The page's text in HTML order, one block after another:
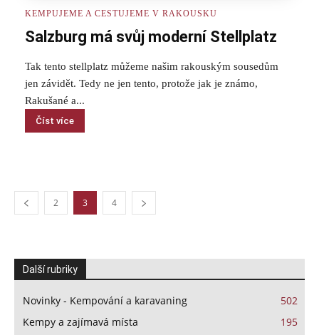
KEMPUJEME A CESTUJEME V RAKOUSKU
Salzburg má svůj moderní Stellplatz
Tak tento stellplatz můžeme našim rakouským sousedům
jen závidět. Tedy ne jen tento, protože jak je známo,
Rakušané a...
Číst více
2 3 4
Další rubriky
Novinky - Kempování a karavaning
502
Kempy a zajímavá místa
195